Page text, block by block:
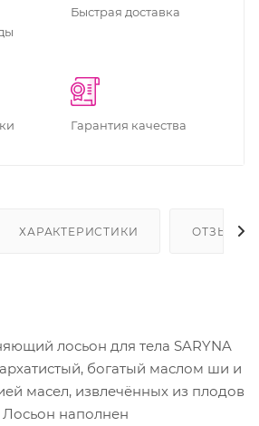
Быстрая доставка
Гарантия качества
ХАРАКТЕРИСТИКИ ОТЗЫВЫ
лосьон для тела SARYNA
богатый маслом ши и
масел, извлечённых из плодов
Лосьон наполнен